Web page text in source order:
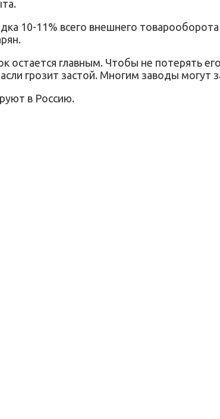
10-11% всего внешнего
остается главным. Чтобы не потерять
грозит застой. Многим заводы могут
в Россию.